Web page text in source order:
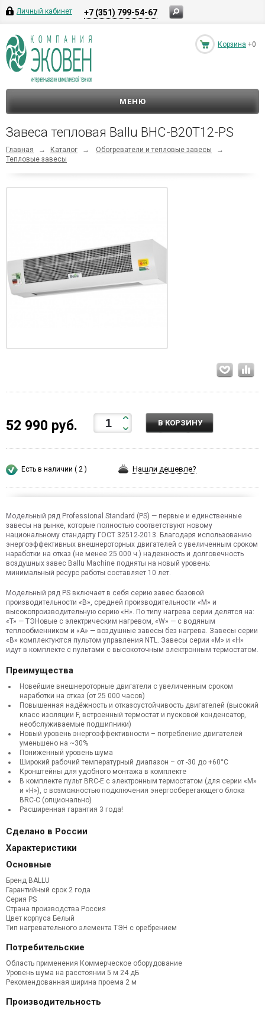
Личный кабинет +7 (351) 799-54-67
Корзина +0
МЕНЮ
Завеса тепловая Ballu BHC-B20T12-PS
Главная → Каталог → Обогреватели и тепловые завесы
→
Тепловые завесы
52 990 руб. В КОРЗИНУ
Есть в наличии ( 2 ) Нашли дешевле?
Модельный ряд Professional Standard (PS) — первые и единственные
завесы на рынке, которые полностью соответствуют новому
национальному стандарту ГОСТ 32512-2013. Благодаря использованию
энергоэффективных внешнероторных двигателей с увеличенным сроком
наработки на отказ (не менее 25 000 ч.) надежность и долговечность
воздушных завес Ballu Machine подняты на новый уровень:
минимальный ресурс работы составляет 10 лет.
Модельный ряд PS включает в себя серию завес базовой
производительности «B», средней производительности «M» и
высокопроизводительную серию «H». По типу нагрева серии делятся на:
«T» — ТЭНовые с электрическим нагревом, «W» — с водяным
теплообменником и «A» — воздушные завесы без нагрева. Завесы серии
«B» комплектуются пультом управления NTL. Завесы серии «M» и «H»
идут в комплекте с пультами с высокоточным электронным термостатом.
Преимущества
Новейшие внешнероторные двигатели с увеличенным сроком
наработки на отказ (от 25 000 часов)
Повышенная надёжность и отказоустойчивость двигателей (высокий
класс изоляции F, встроенный термостат и пусковой конденсатор,
необслуживаемые подшипники)
Новый уровень энергоэффективности – потребление двигателей
уменьшено на ~30%
Пониженный уровень шума
Широкий рабочий температурный диапазон – от -30 до +60°С
Кронштейны для удобного монтажа в комплекте
В комплекте пульт BRC-E с электронным термостатом (для серии «M»
и «H»), с возможностью подключения энергосберегающего блока
BRC-C (опционально)
Расширенная гарантия 3 года!
Сделано в России
Характеристики
Основные
Бренд BALLU
Гарантийный срок 2 года
Серия PS
Страна производства Россия
Цвет корпуса Белый
Тип нагревательного элемента ТЭН с оребрением
Потребительские
Область применения Коммерческое оборудование
Уровень шума на расстоянии 5 м 24 дБ
Рекомендованная ширина проема 2 м
Производительность